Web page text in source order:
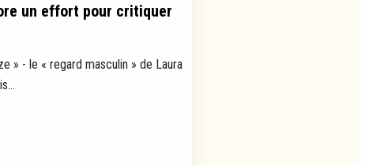
un effort pour critiquer
» - le « regard masculin » de Laura